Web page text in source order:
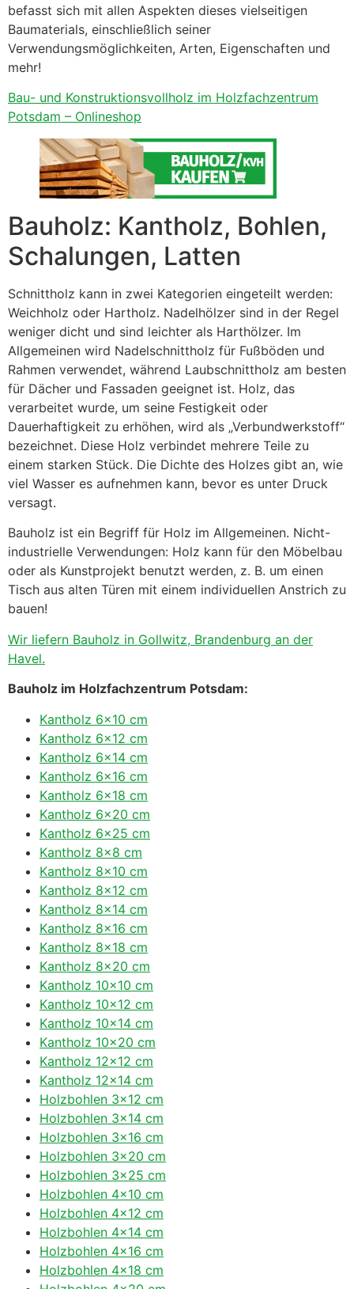
befasst sich mit allen Aspekten dieses vielseitigen
Baumaterials, einschließlich seiner
Verwendungsmöglichkeiten, Arten, Eigenschaften und
mehr!
Bau- und Konstruktionsvollholz im Holzfachzentrum
Potsdam – Onlineshop
Bauholz: Kantholz, Bohlen,
Schalungen, Latten
Schnittholz kann in zwei Kategorien eingeteilt werden:
Weichholz oder Hartholz. Nadelhölzer sind in der Regel
weniger dicht und sind leichter als Harthölzer. Im
Allgemeinen wird Nadelschnittholz für Fußböden und
Rahmen verwendet, während Laubschnittholz am besten
für Dächer und Fassaden geeignet ist. Holz, das
verarbeitet wurde, um seine Festigkeit oder
Dauerhaftigkeit zu erhöhen, wird als „Verbundwerkstoff“
bezeichnet. Diese Holz verbindet mehrere Teile zu
einem starken Stück. Die Dichte des Holzes gibt an, wie
viel Wasser es aufnehmen kann, bevor es unter Druck
versagt.
Bauholz ist ein Begriff für Holz im Allgemeinen. Nicht-
industrielle Verwendungen: Holz kann für den Möbelbau
oder als Kunstprojekt benutzt werden, z. B. um einen
Tisch aus alten Türen mit einem individuellen Anstrich zu
bauen!
Wir liefern Bauholz in Gollwitz, Brandenburg an der
Havel.
Bauholz im Holzfachzentrum Potsdam:
Kantholz 6×10 cm
Kantholz 6×12 cm
Kantholz 6×14 cm
Kantholz 6×16 cm
Kantholz 6×18 cm
Kantholz 6×20 cm
Kantholz 6×25 cm
Kantholz 8×8 cm
Kantholz 8×10 cm
Kantholz 8×12 cm
Kantholz 8×14 cm
Kantholz 8×16 cm
Kantholz 8×18 cm
Kantholz 8×20 cm
Kantholz 10×10 cm
Kantholz 10×12 cm
Kantholz 10×14 cm
Kantholz 10×20 cm
Kantholz 12×12 cm
Kantholz 12×14 cm
Holzbohlen 3×12 cm
Holzbohlen 3×14 cm
Holzbohlen 3×16 cm
Holzbohlen 3×20 cm
Holzbohlen 3×25 cm
Holzbohlen 4×10 cm
Holzbohlen 4×12 cm
Holzbohlen 4×14 cm
Holzbohlen 4×16 cm
Holzbohlen 4×18 cm